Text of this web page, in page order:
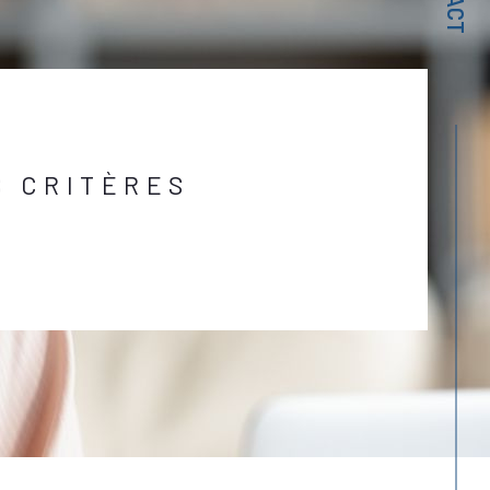
CRITÈRES